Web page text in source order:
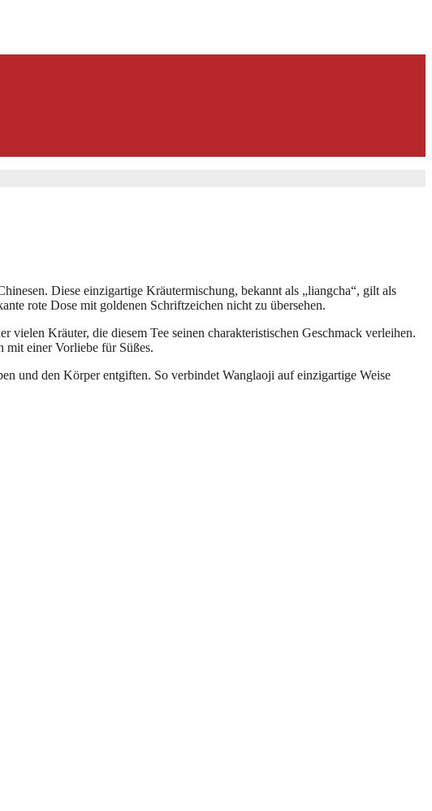
Diese einzigartige Kräutermischung, bekannt als „liangcha“, gilt als
rote Dose mit goldenen Schriftzeichen nicht zu übersehen.
Kräuter, die diesem Tee seinen charakteristischen Geschmack verleihen.
mit einer Vorliebe für Süßes.
und den Körper entgiften. So verbindet Wanglaoji auf einzigartige Weise